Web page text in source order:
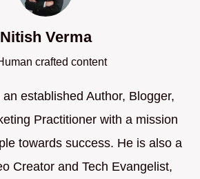
Nitish Verma
crafted content
established Author, Blogger,
Practitioner with a mission
towards success. He is also a
Creator and Tech Evangelist,